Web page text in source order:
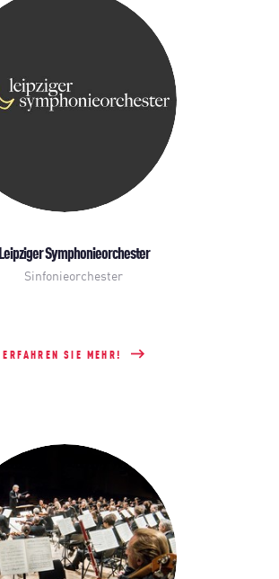
Leipziger Symphonieorchester
Sinfonieorchester
ERFAHREN SIE MEHR!